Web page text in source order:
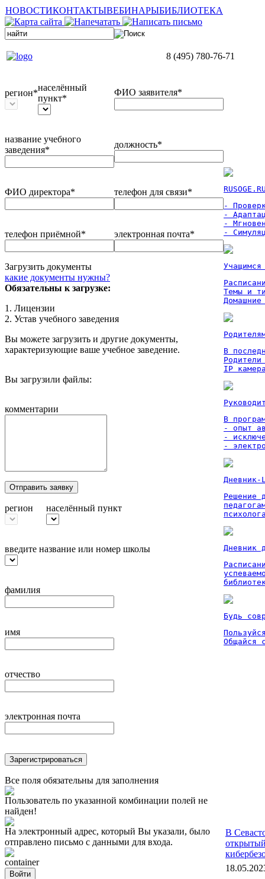
НОВОСТИКОНТАКТЫВЕБИНАРЫБИБЛИОТЕКА
8 (495) 780-76-71
регион*
населённый
пункт*
ФИО заявителя*
название учебного
заведения*
должность*
ФИО директора* телефон для связи*
телефон приёмной* электронная почта*
Загрузить документы
какие документы нужны?
Обязательны к загрузке:
1. Лицензии
2. Устав учебного заведения
Вы можете загрузить и другие документы,
характеризующие ваше учебное заведение.
Вы загрузили файлы:
комментарии
Отправить заявку
регион населённый пункт
введите название или номер школы
фамилия
имя
отчество
электронная почта
Зарегистрироваться
Все поля обязательны для заполнения
Пользователь по указанной комбинации полей не
найден!
На электронный адрес, который Вы указали, было
отправлено письмо с данными для входа.
container
Войти
-
-
-
-
Темы и
Домашние
В
IP
В
- опыт
-
-
Дневник-
Решение
Дневник
Будь
Общайся
В